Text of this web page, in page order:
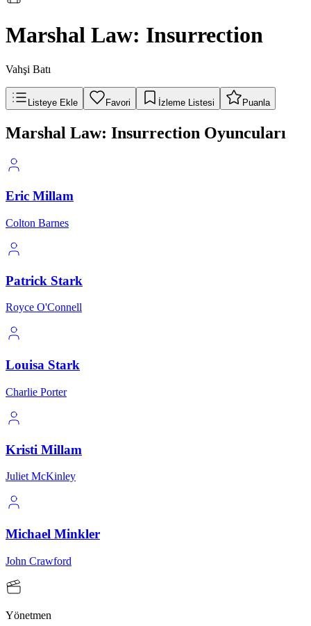
Marshal Law: Insurrection
Vahşi Batı
Listeye Ekle Favori İzleme Listesi Puanla
Marshal Law: Insurrection Oyuncuları
Eric Millam
Colton Barnes
Patrick Stark
Royce O'Connell
Louisa Stark
Charlie Porter
Kristi Millam
Juliet McKinley
Michael Minkler
John Crawford
Yönetmen